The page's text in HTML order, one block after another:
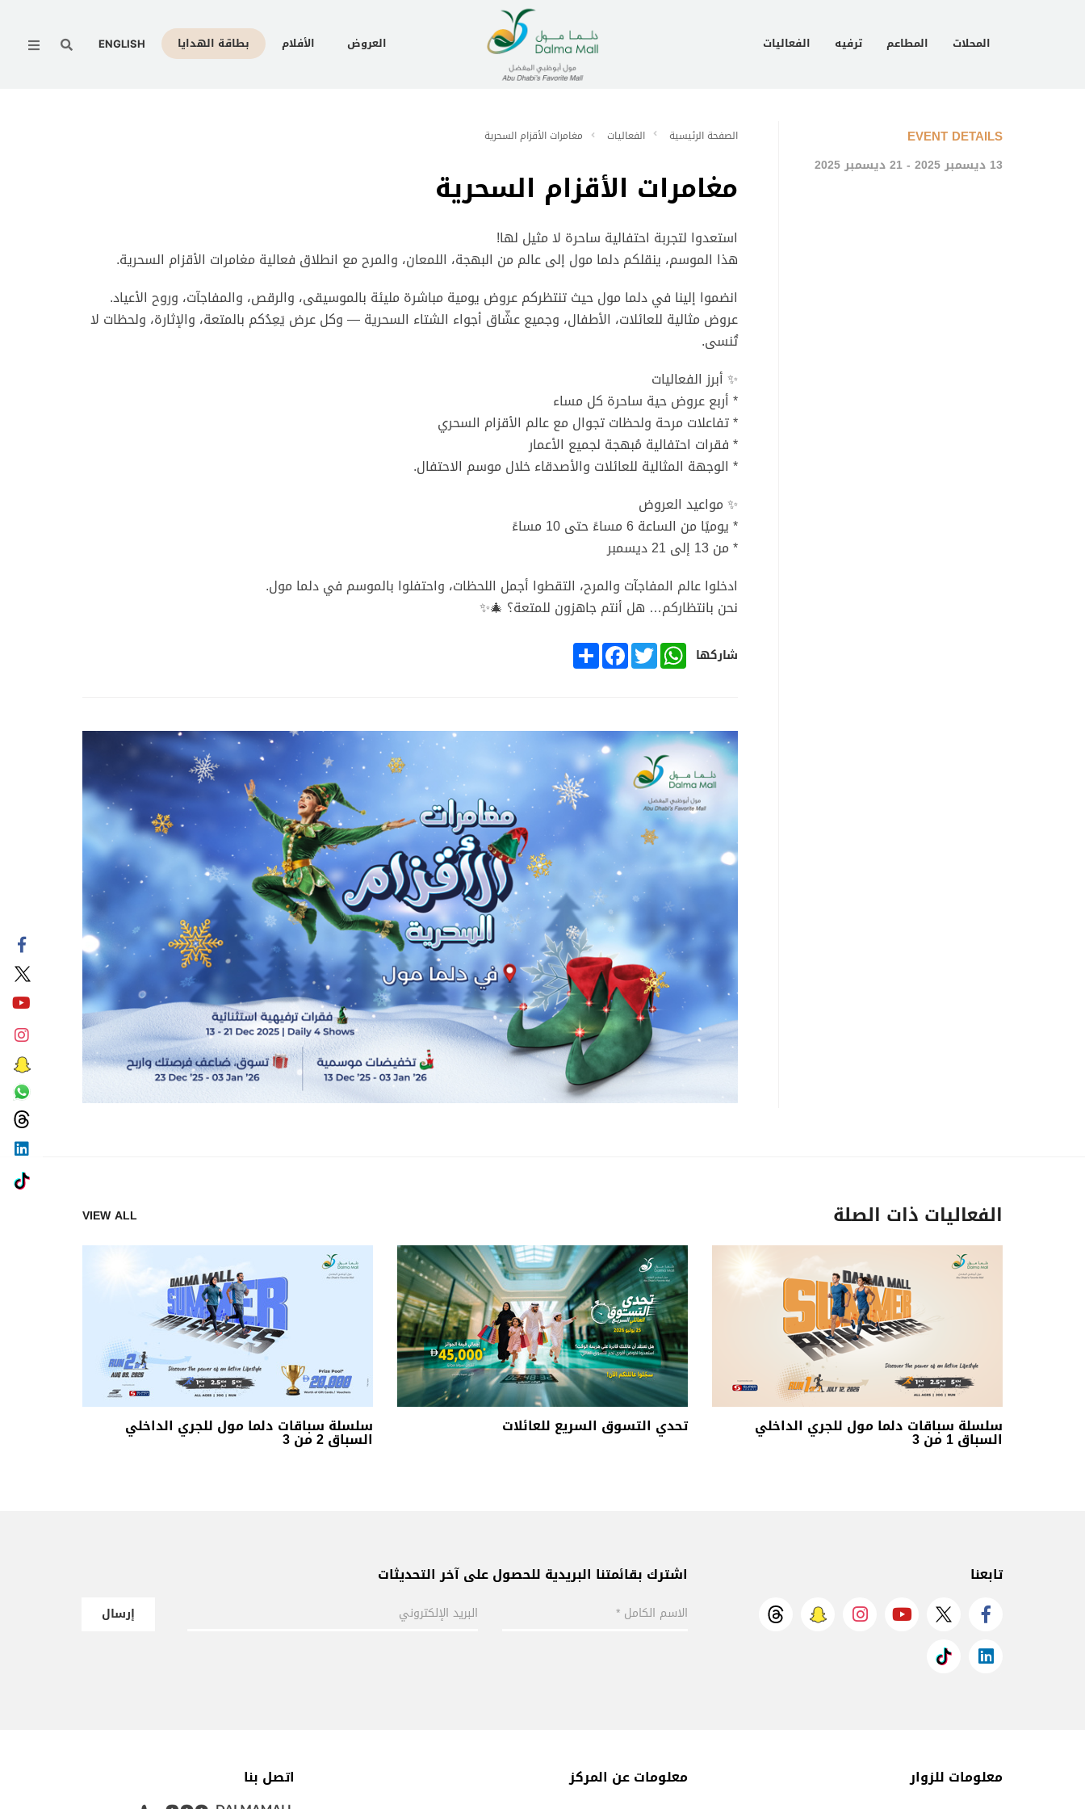
المحلات المطاعم ترفيه الفعاليات العروض الأفلام بطاقة الهدايا ENGLISH
Menu
EVENT DETAILS
13 ديسمبر 2025 - 21 ديسمبر 2025
الصفحة الرئيسية الفعاليات مغامرات الأقزام السحرية
مغامرات الأقزام السحرية
استعدوا لتجربة احتفالية ساحرة لا مثيل لها!
هذا الموسم، ينقلكم دلما مول إلى عالم من البهجة، اللمعان، والمرح مع انطلاق فعالية مغامرات الأقزام السحرية.
انضموا إلينا في دلما مول حيث تنتظركم عروض يومية مباشرة مليئة بالموسيقى، والرقص، والمفاجآت، وروح الأعياد.
عروض مثالية للعائلات، الأطفال، وجميع عشّاق أجواء الشتاء السحرية — وكل عرض يَعِدُكم بالمتعة، والإثارة، ولحظات لا
تُنسى.
✨ أبرز الفعاليات
* أربع عروض حية ساحرة كل مساء
* تفاعلات مرحة ولحظات تجوال مع عالم الأقزام السحري
* فقرات احتفالية مُبهجة لجميع الأعمار
* الوجهة المثالية للعائلات والأصدقاء خلال موسم الاحتفال.
✨ مواعيد العروض
* يوميًا من الساعة 6 مساءً حتى 10 مساءً
* من 13 إلى 21 ديسمبر
ادخلوا عالم المفاجآت والمرح، التقطوا أجمل اللحظات، واحتفلوا بالموسم في دلما مول.
نحن بانتظاركم… هل أنتم جاهزون للمتعة؟ 🎄✨
شاركها SHARE
FACEBOOKTWITTER
WHATSAPP
الفعاليات ذات الصلة VIEW ALL
سلسلة سباقات دلما مول للجري الداخلي
السباق 2 من 3
تحدي التسوق السريع للعائلات سلسلة سباقات دلما مول للجري الداخلي
السباق 1 من 3
تابعنا اشترك بقائمتنا البريدية للحصول على آخر التحديثات
إرسال
معلومات للزوار معلومات عن المركز اتصل بنا